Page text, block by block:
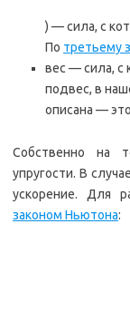
) — сила, с
По третьему
вес — сила, с
подвес, в
описана —
Собственно на
упругости. В
ускорение. Для
законом Ньютона: